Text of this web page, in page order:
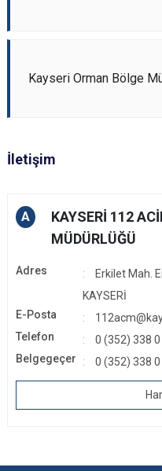
Kayseri Orman Bölge
İletişim
A
KAYSERİ 112
MÜDÜRLÜĞÜ
Adres
Erkilet Mah.
KAYSERİ
E-Posta
Telefon
0 (352) 338
Belgegeçer
0 (352) 338